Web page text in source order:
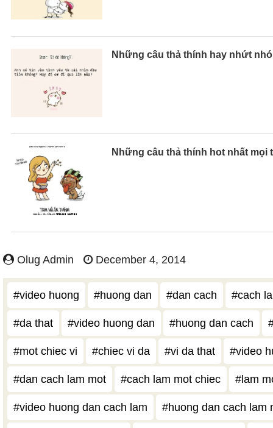
Những câu thả thính hay nhứt
Những câu thả thính hot nhất
Olug Admin December 4, 2014
#video huong #huong dan #dan cach #cach
#da that #video huong dan #huong dan cach
#mot chiec vi #chiec vi da #vi da that #video
#dan cach lam mot #cach lam mot chiec #lam
#video huong dan cach lam #huong dan cach lam